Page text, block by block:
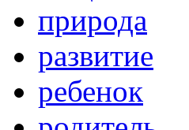
природа
развитие
ребенок